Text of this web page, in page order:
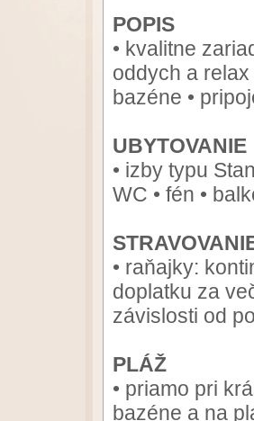
POPIS
• kvalitne
oddych a relax
bazéne •
UBYTOVANIE
• izby typu
WC • fén •
• raňajky:
doplatku za
závislosti od
PLÁŽ
• priamo pri
bazéne a na